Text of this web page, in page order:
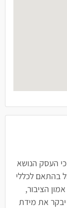
כי העסק הנושא
בהתאם לכללי
הציבור,
יבקר את מידת